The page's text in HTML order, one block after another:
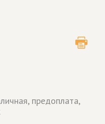
предоплата,